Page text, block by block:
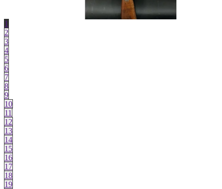
1
2
3
4
5
6
7
8
9
10
11
12
13
14
15
16
17
18
19